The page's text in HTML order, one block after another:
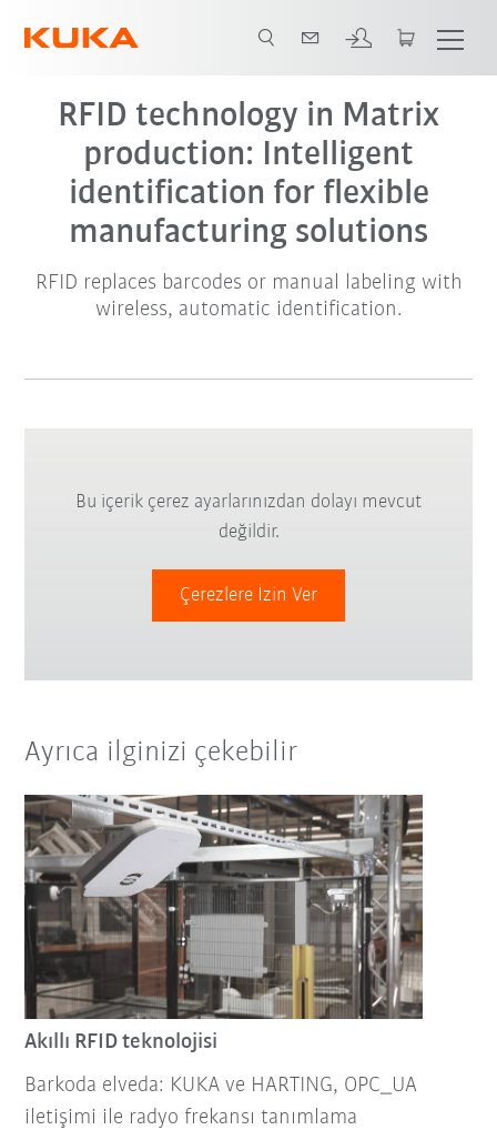
RFID technology in Matrix
production: Intelligent
identification for flexible
manufacturing solutions
RFID replaces barcodes or manual labeling with
wireless, automatic identification.
Bu içerik çerez ayarlarınızdan dolayı mevcut
değildir.
Çerezlere İzin Ver
Ayrıca ilginizi çekebilir
Akıllı RFID teknolojisi
Barkoda elveda: KUKA ve HARTING, OPC_UA
iletişimi ile radyo frekansı tanımlama